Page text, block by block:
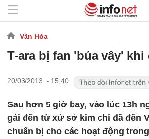
Văn Hóa
T-ara bị fan 'bủa vây' khi
20/03/2013 - 15:40
Sau hơn 5 giờ bay, vào lúc 13h
gái đến từ xứ sở kim chi đã đến
chuẩn bị cho các hoạt động